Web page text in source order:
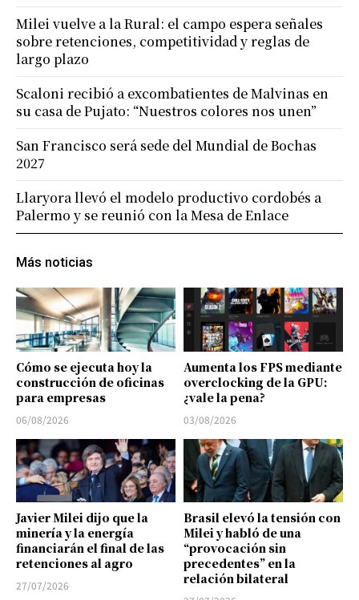
Más noticias
Cómo se ejecuta hoy la
construcción de oficinas
para empresas
06/08/2026
Aumenta los FPS mediante
overclocking de la GPU:
¿vale la pena?
03/08/2026
Javier Milei dijo que la
minería y la energía
financiarán el final de las
retenciones al agro
27/07/2026
Brasil elevó la tensión con
Milei y habló de una
“provocación sin
precedentes” en la
relación bilateral
Milei vuelve a la Rural: el campo espera señales
sobre retenciones, competitividad y reglas de
largo plazo
Scaloni recibió a excombatientes de Malvinas en
su casa de Pujato: “Nuestros colores nos unen”
San Francisco será sede del Mundial de Bochas
2027
Llaryora llevó el modelo productivo cordobés a
Palermo y se reunió con la Mesa de Enlace